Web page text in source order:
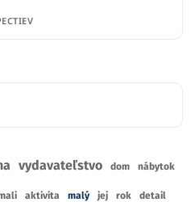
vydavateľstvo dom nábytok
aktivita malý jej rok detail